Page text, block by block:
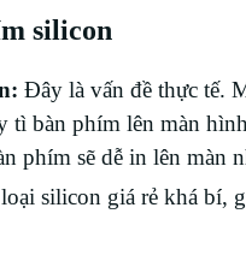
silicon
Đây là vấn đề thực tế.
tì bàn phím lên màn
phím sẽ dễ in lên màn
silicon giá rẻ khá bí,